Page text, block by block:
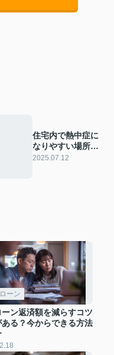
住宅内で熱中症に
なりやすい場所は
どこ？予防策や注
2025.07.12
ーン
ン返済額を減らすコツ
ある？今からできる方法